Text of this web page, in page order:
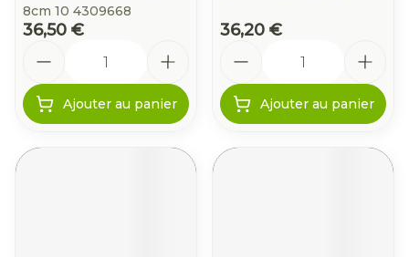
8cm 10 4309668
36,50 €
Ajouter au panier
36,20 €
Ajouter au panier